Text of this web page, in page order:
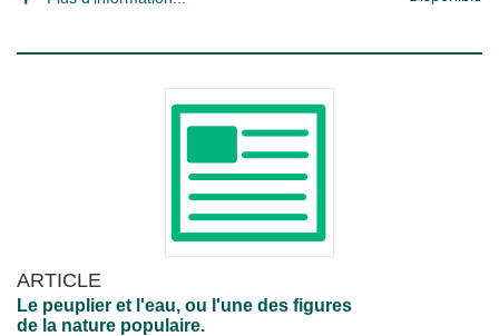
ARTICLE
Le peuplier et l'eau, ou l'une des figures
de la nature populaire.